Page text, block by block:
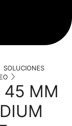
SOLUCIONES
45 MM